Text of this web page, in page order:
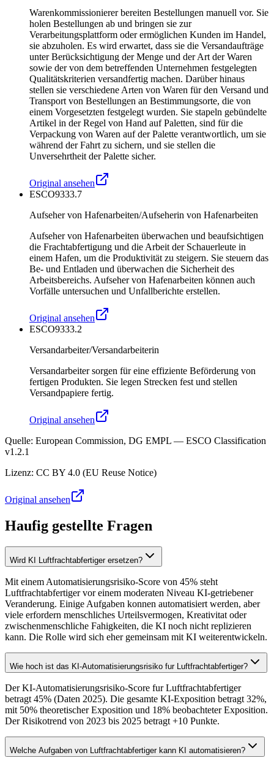
Warenkommissionierer bereiten Bestellungen manuell vor. Sie
holen Bestellungen ab und bringen sie zur
Verarbeitungsplattform oder ermöglichen Kunden im Handel,
sie abzuholen. Es wird erwartet, dass sie die Versandaufträge
unter Berücksichtigung der Menge und der Art der Waren
sowie der von dem betreffenden Unternehmen festgelegten
Qualitätskriterien versandfertig machen. Darüber hinaus
stellen sie verschiedene Arten von Waren für den Versand und
Transport von Bestellungen an Bestimmungsorte, die von
einem Vorgesetzten festgelegt wurden. Sie stapeln gebündelte
Artikel in der Regel von Hand auf Paletten, sind für die
Verpackung von Waren auf der Palette verantwortlich, um sie
während der Fahrt zu sichern, und sie stellen die
Unversehrtheit der Palette sicher.
Original ansehen
ESCO9333.7
Aufseher von Hafenarbeiten/Aufseherin von Hafenarbeiten
Aufseher von Hafenarbeiten überwachen und beaufsichtigen
die Frachtabfertigung und die Arbeit der Schauerleute in
einem Hafen, um die Produktivität zu steigern. Sie steuern das
Be- und Entladen und überwachen die Sicherheit des
Arbeitsbereichs. Aufseher von Hafenarbeiten können auch
Vorfälle untersuchen und Unfallberichte erstellen.
Original ansehen
ESCO9333.2
Versandarbeiter/Versandarbeiterin
Versandarbeiter sorgen für eine effiziente Beförderung von
fertigen Produkten. Sie legen Strecken fest und stellen
Versandpapiere fertig.
Original ansehen
Quelle: European Commission, DG EMPL — ESCO Classification
v1.2.1
Lizenz: CC BY 4.0 (EU Reuse Notice)
Original ansehen
Haufig gestellte Fragen
Wird KI Luftfrachtabfertiger ersetzen?
Mit einem Automatisierungsrisiko-Score von 45% steht
Luftfrachtabfertiger vor einem moderaten Niveau KI-getriebener
Veranderung. Einige Aufgaben konnen automatisiert werden, aber
viele erfordern menschliches Urteilsvermogen, Kreativitat oder
zwischenmenschliche Fahigkeiten, die KI noch nicht replizieren
kann. Die Rolle wird sich eher gemeinsam mit KI weiterentwickeln.
Wie hoch ist das KI-Automatisierungsrisiko fur Luftfrachtabfertiger?
Der KI-Automatisierungsrisiko-Score fur Luftfrachtabfertiger
betragt 45% (Daten 2025). Die gesamte KI-Exposition betragt 32%,
mit 50% theoretischer Exposition und 18% beobachteter Exposition.
Der Risikotrend von 2023 bis 2025 betragt +10 Punkte.
Welche Aufgaben von Luftfrachtabfertiger kann KI automatisieren?